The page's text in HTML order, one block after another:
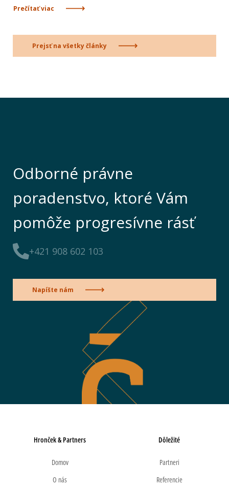
Prečítať viac
Prejsť na všetky články
Odborné právne
poradenstvo, ktoré Vám
pomôže progresívne rásť
+421 908 602 103
Napíšte nám
Hronček & Partners
Domov
O nás
Dôležité
Partneri
Referencie